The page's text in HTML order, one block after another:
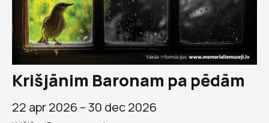
Krišjānim Baronam pa pēdām
22 apr 2026 –30 dec 2026